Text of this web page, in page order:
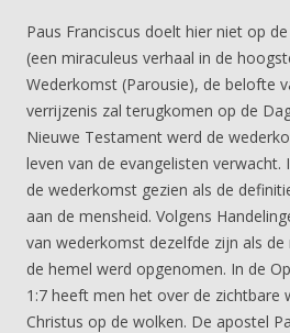
Paus Franciscus doelt hier niet op
(een miraculeus verhaal in de
Wederkomst (Parousie), de belofte
verrijzenis zal terugkomen op de
Nieuwe Testament werd de
leven van de evangelisten
de wederkomst gezien als de
aan de mensheid. Volgens
van wederkomst dezelfde zijn als de
de hemel werd opgenomen. In de
1:7 heeft men het over de zichtbare
Christus op de wolken. De apostel